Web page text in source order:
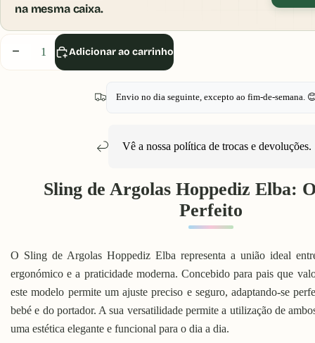
Diminuir
quantidade
Aumentar
na mesma caixa.
Adicionar ao carrinho
Envio no dia seguinte, excepto ao fim-de-semana.
Vê a nossa política de trocas e devoluções.
Sling de Argolas Hoppediz Elba:
Perfeito
O Sling de Argolas Hoppediz Elba representa a união ideal
ergonómico e a praticidade moderna. Concebido para pais que
este modelo permite um ajuste preciso e seguro, adaptando-se
bebé e do portador. A sua versatilidade permite a utilização de
uma estética elegante e funcional para o dia a dia.